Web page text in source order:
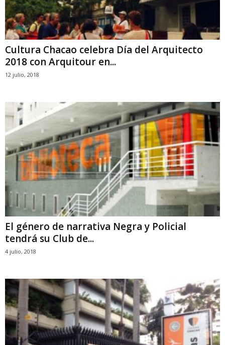
Cultura Chacao celebra Día del Arquitecto
2018 con Arquitour en...
12 julio, 2018
El género de narrativa Negra y Policial
tendrá su Club de...
4 julio, 2018